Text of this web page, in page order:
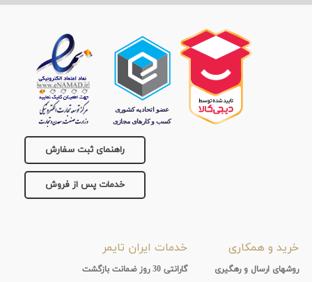
راهنمای ثبت سفارش
خدمات پس از فروش
خرید و همکاری
روشهای ارسال و رهگیری
خدمات ایران تایمر
گارانتی 30 روز ضمانت بازگشت